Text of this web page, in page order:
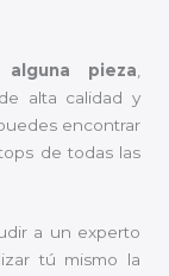
alguna pieza
alta calidad y
encontrar
de todas las
a un experto
tú mismo la